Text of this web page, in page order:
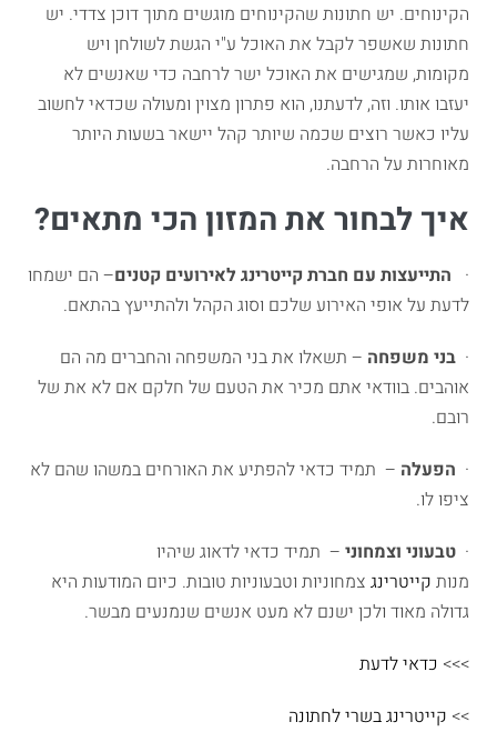
הקינוחים. יש חתונות שהקינוחים מוגשים מתוך דוכן צדדי. יש
חתונות שאשפר לקבל את האוכל ע"י הגשת לשולחן ויש
מקומות, שמגישים את האוכל ישר לרחבה כדי שאנשים לא
יעזבו אותו. וזה, לדעתנו, הוא פתרון מצוין ומעולה שכדאי לחשוב
עליו כאשר רוצים שכמה שיותר קהל יישאר בשעות היותר
מאוחרות על הרחבה.
איך לבחור את המזון הכי מתאים?
· התייעצות עם חברת קייטרינג לאירועים קטנים– הם ישמחו
לדעת על אופי האירוע שלכם וסוג הקהל ולהתייעץ בהתאם.
· בני משפחה – תשאלו את בני המשפחה והחברים מה הם
אוהבים. בוודאי אתם מכיר את הטעם של חלקם אם לא את של
רובם.
· הפעלה – תמיד כדאי להפתיע את האורחים במשהו שהם לא
ציפו לו.
· טבעוני וצמחוני – תמיד כדאי לדאוג שיהיו
מנות קייטרינג צמחוניות וטבעוניות טובות. כיום המודעות היא
גדולה מאוד ולכן ישנם לא מעט אנשים שנמנעים מבשר.
>>> כדאי לדעת
>> קייטרינג בשרי לחתונה